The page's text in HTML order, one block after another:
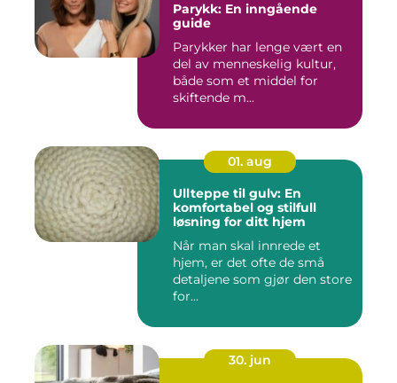
Parykk: En inngående
guide
Parykker har lenge vært en
del av menneskelig kultur,
både som et middel for
skiftende m...
01. aug
Ullteppe til gulv: En
komfortabel og stilfull
løsning for ditt hjem
Når man skal innrede et
hjem, er det ofte de små
detaljene som gjør den store
for...
30. jun